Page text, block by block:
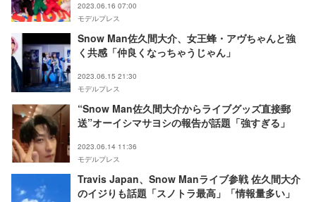
2023.06.16 07:00
モデルプレス
Snow Man佐久間大介、女王蜂・アヴちゃんと強
く共感「仲良くなっちゃうじゃん」
2023.06.15 21:30
モデルプレス
“Snow Man佐久間大介からライブグッズ直接郵
送”オーイシマサヨシの報告が話題「強すぎる」
2023.06.14 11:36
モデルプレス
Travis Japan、Snow Manライブ参戦 佐久間大介
のイジりも話題「スノトラ最高」「情報量多い」